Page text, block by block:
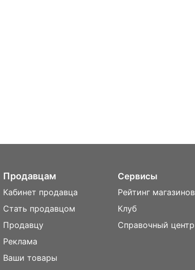
Продавцам
Кабинет продавца
Стать продавцом
Продавцу
Реклама
Ваши товары
Сервисы
Рейтинг магазинов
Клуб
Справочный центр